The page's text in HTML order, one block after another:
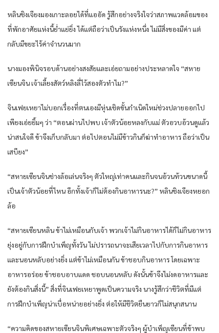
หลิน​ชิงเจียง​มอง​เกาะ​ลอย​ได้ที่​แออัด​ รู้สึก​อย่าง​จริงใจ​ว่า​สภาพแวดล้อม​ของ​
ที่พักอาศัย​แห่ง​นี้​ย่ำแย่​ยิ่ง​ ได้​แต่​ถือว่า​เป็นรัง​แห่ง​หนึ่ง​ ไม่มีสิ่งของมีค่า​ แต่
กลับ​มีขยะ​ไร้ค่า​จำนวนมาก​
นาง​มอง​พินิจ​รอบด้าน​อย่าง​สงสัย​และ​เอ่ย​ถามอย่าง​ประหลาดใจ​ “สหาย​
เซียน​จิน​ เจ้าเลี้ยงสัตว์​ห​ลิง​ลี่​ไว้​สอง​ตัว​ทำไม​?”
จิน​เฟย​เหยา​ไม่บอก​เรื่อง​ที่​ตนเอง​มีหุ่นเชิด​ขั้น​กำเนิด​ใหม่​ช่วง​ปลาย​ออก​ไป
เพียง​เอ่ย​ยิ้ม​ๆ ว่า​ “ตอน​ผ่าน​ไปพบ​ เจ้าตัว​น้อย​หลง​กับ​แม่ ตัว​อวบอ้วน​ดู​แล้ว​
น่าสน​ใจดี​ ข้า​จึงเก็บ​กลับมา​ ต่อไป​ตอน​ไม่มีข้าว​กิน​ก็​ฆ่าทำอาหาร​ ถือว่า​เป็น​
เสบียง​”
“สหาย​เซียน​จิน​ช่างล้อเล่น​จริงๆ​ ตัว​ใหญ่​เท่า​คน​และ​กิน​จน​อ้วนท้วน​ขนาด​นี้​
เป็น​เจ้าตัว​น้อย​ที่ไหน​ อีก​ทั้ง​เจ้าก็​ไม่ต้อง​กิน​อาหาร​นะ​?” หลิน​ชิงเจียง​หยอก
ล้อ​
“สหาย​เซียน​หลิน​ ข้า​ไม่เหมือนกับ​เจ้า พวก​เจ้าไม่กิน​อาหาร​ได้​ก็​ไม่กิน​อาหาร​
ยุ่ง​อยู่​กับ​การ​ฝึก​บำเพ็ญ​ทั้งวัน​ ไม่ปรารถนา​จะเสียเวลา​ไปกับ​การ​กิน​อาหาร​
และ​นอนหลับ​อย่างยิ่ง​ แต่​ข้า​ไม่เหมือนกัน​ ข้า​ชอบ​กิน​อาหาร​ โดยเฉพาะ​
อาหาร​อร่อย​ ข้า​ชอบ​อาบแดด​ ชอบ​นอนหลับ​ ดังนั้น​ข้า​จึงไม่งด​อาหาร​และ​
ยัง​ต้อง​กิน​สิ่งนี้​” สิ่งที่​จิน​เฟย​เหยา​พูด​เป็น​ความจริง​ นาง​รู้สึก​ว่า​ชีวิต​ที่​มีแต่​
การ​ฝึก​บำเพ็ญ​น่าเบื่อหน่าย​อย่างยิ่ง​ ต่อให้​มีชีวิต​ยืนยาว​ก็​ไม่สนุกสนาน​
“ความคิด​ของ​สหาย​เซียน​จิน​พิเศษ​เฉพาะตัว​จริงๆ​ ผู้​บำเพ็ญ​เซียน​ที่​ข้า​พบ​